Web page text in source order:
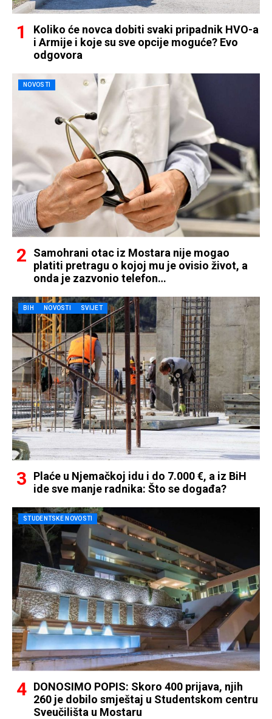
Koliko će novca dobiti svaki pripadnik HVO-a
i Armije i koje su sve opcije moguće? Evo
odgovora
NOVOSTI
Samohrani otac iz Mostara nije mogao
platiti pretragu o kojoj mu je ovisio život, a
onda je zazvonio telefon…
BIH NOVOSTI SVIJET
Plaće u Njemačkoj idu i do 7.000 €, a iz BiH
ide sve manje radnika: Što se događa?
STUDENTSKE NOVOSTI
DONOSIMO POPIS: Skoro 400 prijava, njih
260 je dobilo smještaj u Studentskom centru
Sveučilišta u Mostaru